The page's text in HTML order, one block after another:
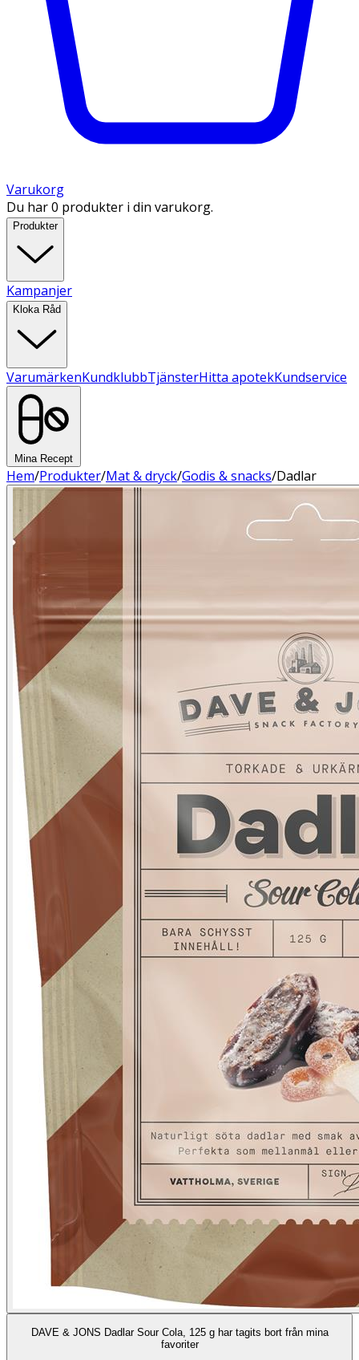
Varukorg
Du har 0 produkter i din varukorg.
Produkter
Kampanjer
Kloka Råd
VarumärkenKundklubbTjänsterHitta apotekKundservice
Mina Recept
Hem/Produkter/Mat & dryck/Godis & snacks/Dadlar
DAVE & JONS Dadlar Sour Cola, 125 g har tagits bort från mina
favoriter